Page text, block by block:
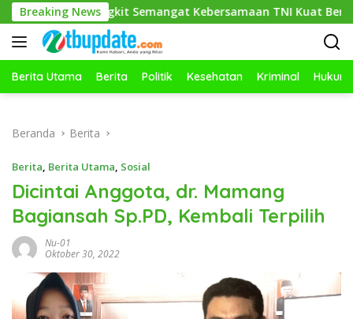
Langsung
ke
konten
Breaking News
Semangat Kebersamaan TNI Kuat Bersama Rakyat
Berita Utama Berita Politik Kesehatan Kriminal Hukum
Beranda Berita
Berita, Berita Utama, Sosial
Dicintai Anggota, dr. Mamang
Bagiansah Sp.PD, Kembali Terpilih
Nu-01
Oktober 30, 2022